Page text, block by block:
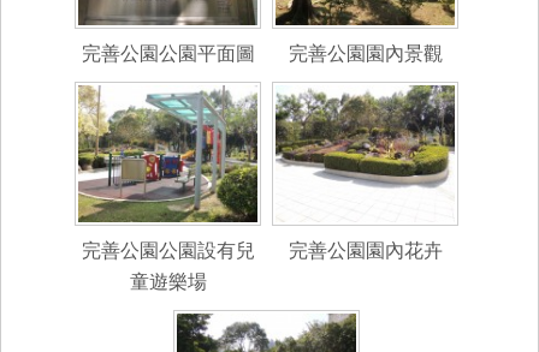
完善公園公園平面圖 完善公園園內景觀
完善公園公園設有兒
童遊樂場
完善公園園內花卉